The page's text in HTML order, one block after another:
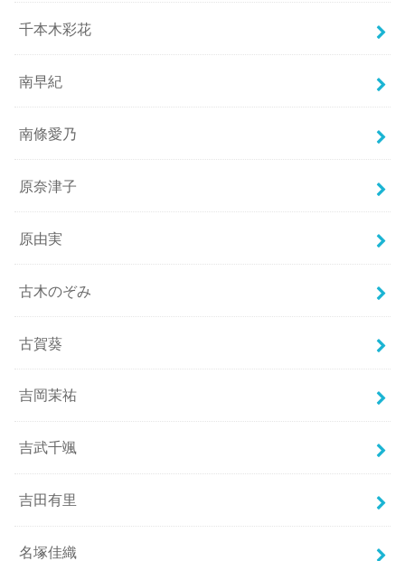
千本木彩花
南早紀
南條愛乃
原奈津子
原由実
古木のぞみ
古賀葵
吉岡茉祐
吉武千颯
吉田有里
名塚佳織